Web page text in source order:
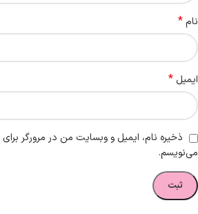
نام*
ایمیل *
ذخیره نام، ایمیل و وبسایت من در مرورگر
می‌نویسم.